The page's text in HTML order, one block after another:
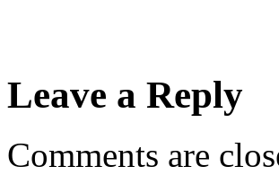
Leave a Reply
Comments are